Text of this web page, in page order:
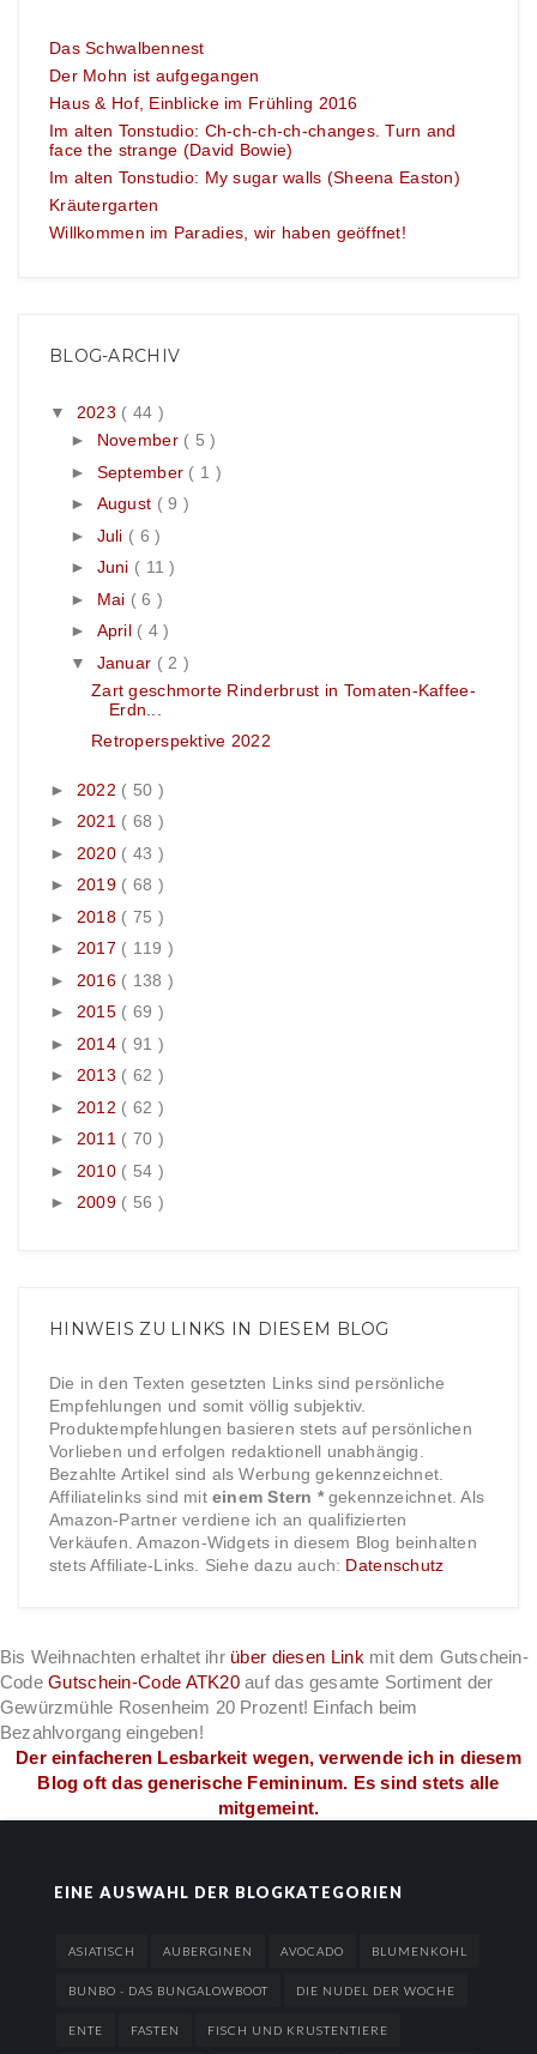
Das Schwalbennest
Der Mohn ist aufgegangen
Haus & Hof, Einblicke im Frühling 2016
Im alten Tonstudio: Ch-ch-ch-ch-changes. Turn and
face the strange (David Bowie)
Im alten Tonstudio: My sugar walls (Sheena Easton)
Kräutergarten
Willkommen im Paradies, wir haben geöffnet!
BLOG-ARCHIV
▼ 2023 ( 44 )
► November ( 5 )
► September ( 1 )
► August ( 9 )
► Juli ( 6 )
► Juni ( 11 )
► Mai ( 6 )
► April ( 4 )
▼ Januar ( 2 )
Zart geschmorte Rinderbrust in Tomaten-Kaffee-
Erdn...
Retroperspektive 2022
► 2022 ( 50 )
► 2021 ( 68 )
► 2020 ( 43 )
► 2019 ( 68 )
► 2018 ( 75 )
► 2017 ( 119 )
► 2016 ( 138 )
► 2015 ( 69 )
► 2014 ( 91 )
► 2013 ( 62 )
► 2012 ( 62 )
► 2011 ( 70 )
► 2010 ( 54 )
► 2009 ( 56 )
HINWEIS ZU LINKS IN DIESEM BLOG
Die in den Texten gesetzten Links sind persönliche
Empfehlungen und somit völlig subjektiv.
Produktempfehlungen basieren stets auf persönlichen
Vorlieben und erfolgen redaktionell unabhängig.
Bezahlte Artikel sind als Werbung gekennzeichnet.
Affiliatelinks sind miteinem Stern *gekennzeichnet. Als
Amazon-Partner verdiene ich an qualifizierten
Verkäufen. Amazon-Widgets in diesem Blog beinhalten
stets Affiliate-Links. Siehe dazu auch: Datenschutz
Bis Weihnachten erhaltet ihr über diesen Link mit dem Gutschein-
CodeGutschein-Code ATK20 auf das gesamte Sortiment der
Gewürzmühle Rosenheim 20 Prozent! Einfach beim
Bezahlvorgang eingeben!
Der einfacheren Lesbarkeit wegen, verwende ich in diesem
Blog oft das generische Femininum. Es sind stets alle
mitgemeint.
EINE AUSWAHL DER BLOGKATEGORIEN
ASIATISCH AUBERGINEN AVOCADO BLUMENKOHL
BUNBO - DAS BUNGALOWBOOT DIE NUDEL DER WOCHE
ENTE FASTEN FISCH UND KRUSTENTIERE